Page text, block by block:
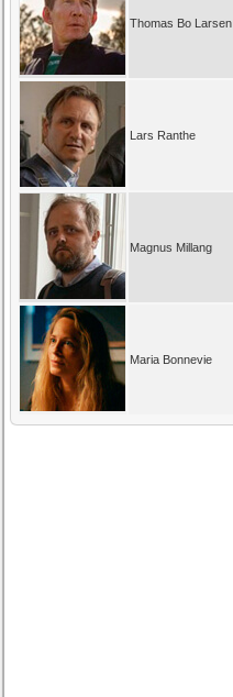
Thomas Bo Larsen
Lars Ranthe
Magnus Millang
Maria Bonnevie